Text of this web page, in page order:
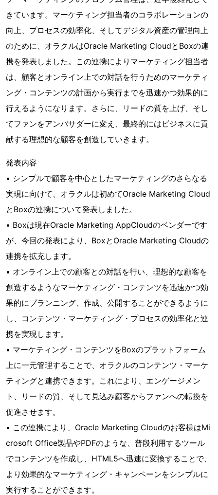
きています。マーケティング担当者のコラボレーションの
向上、プロセスの効率化、そしてデジタル資産の管理向上
のために、オラクルはOracle Marketing CloudとBoxの連
携を発表しました。この連携によりマーケティング担当者
は、顧客とオンライン上での対話を行うためのマーケティ
ング・コンテンツの計画から実行までを迅速かつ効果的に
行えるようになります。さらに、リードの質を上げ、そし
てファンをアンバサダーに変え、最終的にはビジネスに貢
献する理想的な顧客を創造していきます。
発表内容
• シンプルで顧客を中心としたマーケティングのさらなる
実現に向けて、オラクルは初めてOracle Marketing Cloud
とBoxの連携について発表しました。
• Boxは現在Oracle Marketing AppCloudのベンダーです
が、今回の発表により、BoxとOracle Marketing Cloudの
連携を拡充します。
• オンライン上での顧客との対話を行い、理想的な顧客を
創造するようなマーケティング・コンテンツを迅速かつ効
果的にプランニング、作成、公開することができるように
し、コンテンツ・マーケティング・プロセスの効率化と連
携を実現します。
• マーケティング・コンテンツをBoxのプラットフォーム
上に一元管理することで、オラクルのコンテンツ・マーケ
ティングと連携できます。これにより、エンゲージメン
ト、リードの質、そして見込み顧客からファンへの転換を
促進させます。
• この連携により、Oracle Marketing Cloudのお客様はMi
crosoft Office製品やPDFのような、普段利用するツール
でコンテンツを作成し、HTML5へ迅速に変換することで、
より効果的なマーケティング・キャンペーンをシンプルに
実行することができます。